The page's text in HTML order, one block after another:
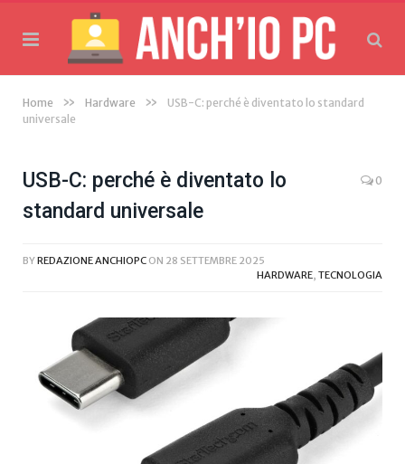
Home » Hardware »
USB-C: perché è diventato lo standard
universale
USB-C: perché è diventato lo
standard universale
0
BYREDAZIONE ANCHIOPC ON 28 SETTEMBRE 2025
HARDWARE, TECNOLOGIA